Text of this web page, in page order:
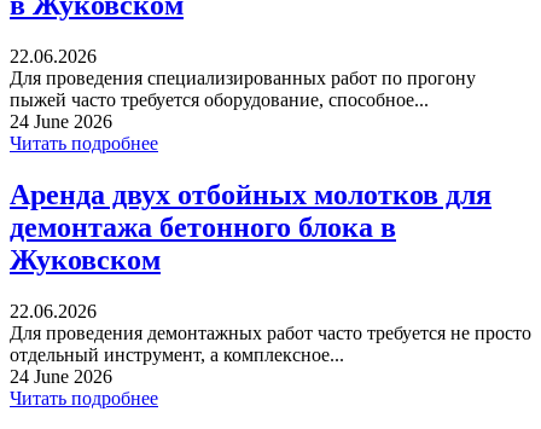
22.06.2026
Для проведения специализированных работ по прогону
пыжей часто требуется оборудование, способное...
24 June 2026
Читать подробнее
Аренда двух отбойных молотков для
демонтажа бетонного блока в
Жуковском
22.06.2026
Для проведения демонтажных работ часто требуется не просто
отдельный инструмент, а комплексное...
24 June 2026
Читать подробнее